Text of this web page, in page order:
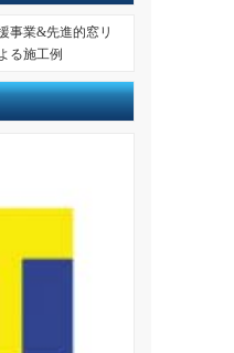
事業&先進的窓リ
る施工例